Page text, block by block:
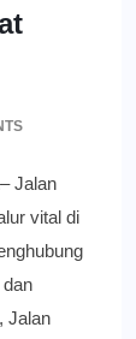
Jalan
vital di
Jalan